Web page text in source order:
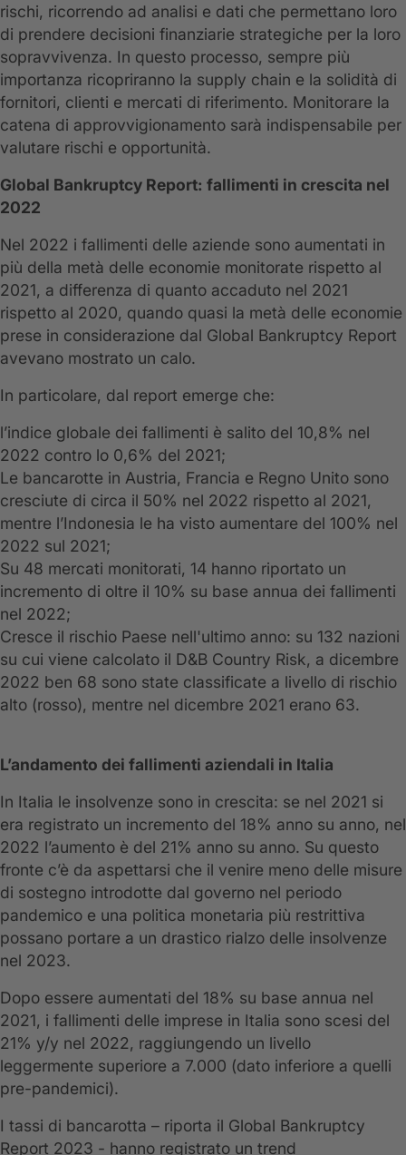
rischi, ricorrendo ad analisi e dati che permettano loro
di prendere decisioni finanziarie strategiche per la loro
sopravvivenza. In questo processo, sempre più
importanza ricopriranno la supply chain e la solidità di
fornitori, clienti e mercati di riferimento. Monitorare la
catena di approvvigionamento sarà indispensabile per
valutare rischi e opportunità.
Global Bankruptcy Report: fallimenti in crescita nel
2022
Nel 2022 i fallimenti delle aziende sono aumentati in
più della metà delle economie monitorate rispetto al
2021, a differenza di quanto accaduto nel 2021
rispetto al 2020, quando quasi la metà delle economie
prese in considerazione dal Global Bankruptcy Report
avevano mostrato un calo.
In particolare, dal report emerge che:
l’indice globale dei fallimenti è salito del 10,8% nel
2022 contro lo 0,6% del 2021;
Le bancarotte in Austria, Francia e Regno Unito sono
cresciute di circa il 50% nel 2022 rispetto al 2021,
mentre l’Indonesia le ha visto aumentare del 100% nel
2022 sul 2021;
Su 48 mercati monitorati, 14 hanno riportato un
incremento di oltre il 10% su base annua dei fallimenti
nel 2022;
Cresce il rischio Paese nell'ultimo anno: su 132 nazioni
su cui viene calcolato il D&B Country Risk, a dicembre
2022 ben 68 sono state classificate a livello di rischio
alto (rosso), mentre nel dicembre 2021 erano 63.
L’andamento dei fallimenti aziendali in Italia
In Italia le insolvenze sono in crescita: se nel 2021 si
era registrato un incremento del 18% anno su anno, nel
2022 l’aumento è del 21% anno su anno. Su questo
fronte c’è da aspettarsi che il venire meno delle misure
di sostegno introdotte dal governo nel periodo
pandemico e una politica monetaria più restrittiva
possano portare a un drastico rialzo delle insolvenze
nel 2023.
Dopo essere aumentati del 18% su base annua nel
2021, i fallimenti delle imprese in Italia sono scesi del
21% y/y nel 2022, raggiungendo un livello
leggermente superiore a 7.000 (dato inferiore a quelli
pre-pandemici).
I tassi di bancarotta – riporta il Global Bankruptcy
Report 2023 - hanno registrato un trend